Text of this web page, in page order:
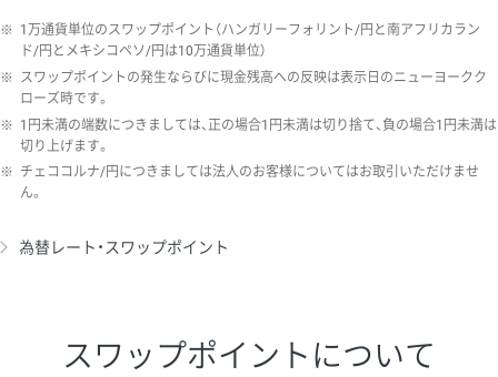
※ 1万通貨単位のスワップポイント（ハンガリーフォリント/円と南アフリカラン
ド/円とメキシコペソ/円は10万通貨単位）
※ スワップポイントの発生ならびに現金残高への反映は表示日のニューヨークク
ローズ時です。
※ 1円未満の端数につきましては、正の場合1円未満は切り捨て、負の場合1円未満は
切り上げます。
※ チェココルナ/円につきましては法人のお客様についてはお取引いただけませ
ん。
為替レート・スワップポイント
スワップポイントについて